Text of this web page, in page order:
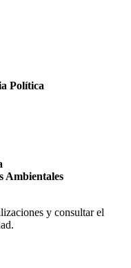
Política
Ambientales
y consultar el